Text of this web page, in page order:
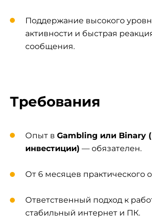
Поддержание высокого
активности и быстрая
сообщения.
Требования
Опыт в Gambling или Binary
инвестиции) — обязателен.
От 6 месяцев практического
Ответственный подход к
стабильный интернет и ПК.